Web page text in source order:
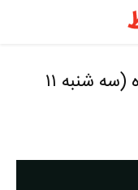
پیام امروز برای متولدین هر ماه (سه شنبه ۱۱